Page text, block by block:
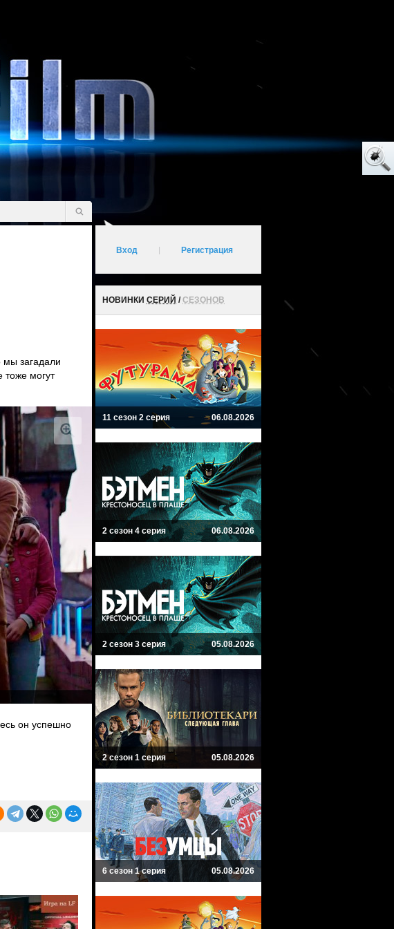
мы загадали
тоже могут
он успешно
Вход Регистрация
НОВИНКИ СЕРИЙ /СЕЗОНОВ
11 сезон 2 серия 06.08.2026
2 сезон 4 серия 06.08.2026
2 сезон 3 серия 05.08.2026
2 сезон 1 серия 05.08.2026
6 сезон 1 серия 05.08.2026